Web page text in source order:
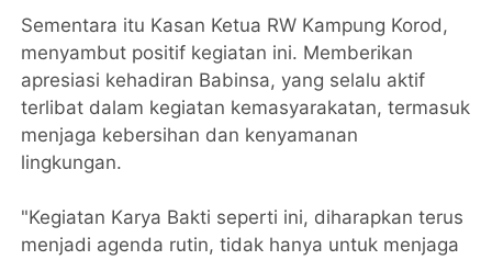
Sementara itu Kasan Ketua RW Kampung Korod,
menyambut positif kegiatan ini. Memberikan
apresiasi kehadiran Babinsa, yang selalu aktif
terlibat dalam kegiatan kemasyarakatan, termasuk
menjaga kebersihan dan kenyamanan
lingkungan.
"Kegiatan Karya Bakti seperti ini, diharapkan terus
menjadi agenda rutin, tidak hanya untuk menjaga